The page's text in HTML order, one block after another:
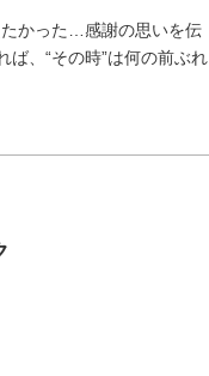
かった…感謝の思いを伝
ば、“その時”は何の前ぶれ